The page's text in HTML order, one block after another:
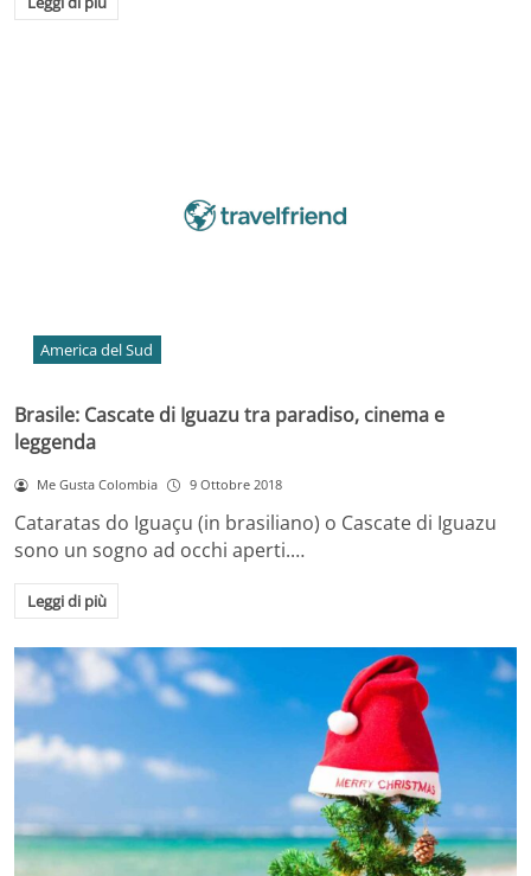
America del Sud
Brasile: Cascate di Iguazu tra paradiso, cinema e
leggenda
Me Gusta Colombia 9 Ottobre 2018
Cataratas do Iguaçu (in brasiliano) o Cascate di Iguazu
sono un sogno ad occhi aperti.…
Leggi di più